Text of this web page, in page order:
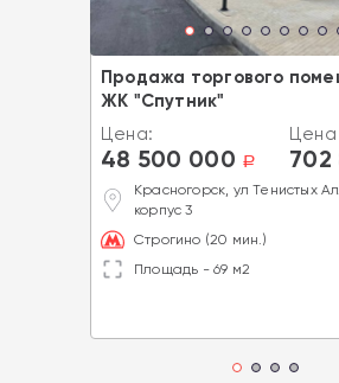
Продажа торгового
ЖК "Спутник"
Цена:
48 500 000 a
Цена
702
Красногорск, ул Тенистых
корпус 3
Строгино (20 мин.)
Площадь - 69 м2